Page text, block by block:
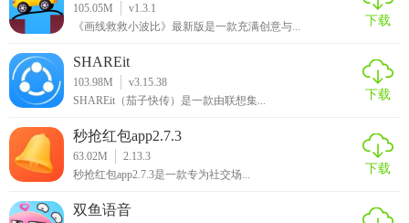
105.05M
v1.3.1
《画线救救小波比》最新版是一款充满创意与...
下载
SHAREit
103.98M
v3.15.38
SHAREit（茄子快传）是一款由联想集...
下载
秒抢红包app2.7.3
63.02M
2.13.3
秒抢红包app2.7.3是一款专为社交场...
下载
双鱼语音